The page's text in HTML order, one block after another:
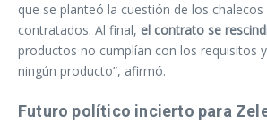
que se planteó la cuestión de los chalecos
contratados. Al final, el contrato se
productos no cumplían con los requisitos
ningún producto”, afirmó.
Futuro político incierto para